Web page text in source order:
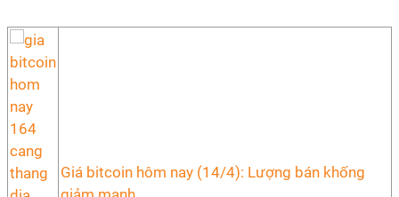
Giá bitcoin hôm nay (14/4): Lượng bán khống